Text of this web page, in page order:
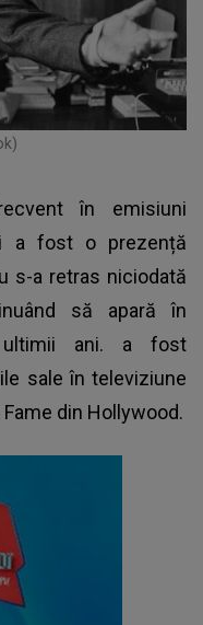
în emisiuni
a fost o prezență
s-a retras niciodată
să apară în
ultimii ani. a fost
sale în televiziune
din Hollywood.